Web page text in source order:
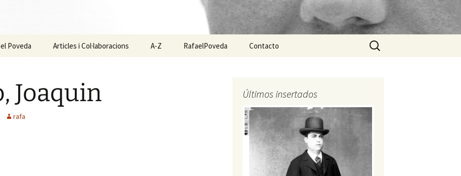
Poveda Articles i Col·laboracions A-Z RafaelPoveda Contacto
Buscar:
Joaquin
rafa
Últimos insertados